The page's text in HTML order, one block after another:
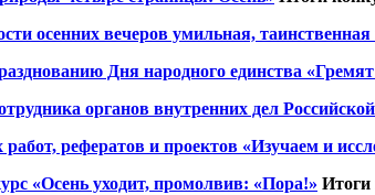
осенних вечеров умильная,
Дня народного единства
органов внутренних дел
рефератов и проектов «Изучаем и
«Осень уходит, промолвив: «Пора!» Итоги